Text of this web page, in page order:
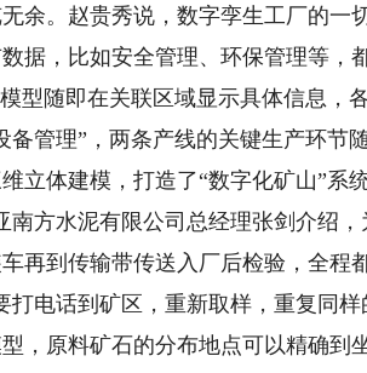
余。赵贵秀说，数字孪生工厂的一
据，比如安全管理、环保管理等，
随即在关联区域显示具体信息，
管理”，两条产线的关键生产环节随
体建模，打造了“数字化矿山”系统
南方水泥有限公司总经理张剑介绍
再到传输带传送入厂后检验，全程
电话到矿区，重新取样，重复同样
原料矿石的分布地点可以精确到